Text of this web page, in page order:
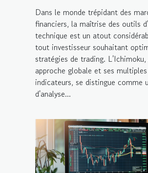
Dans le monde trépidant des
financiers, la maîtrise des outils
technique est un atout
tout investisseur souhaitant
stratégies de trading. L'Ichimoku,
approche globale et ses multiples
indicateurs, se distingue comme
d'analyse...